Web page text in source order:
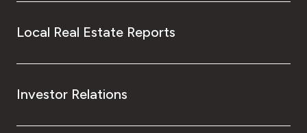
Local Real Estate Reports
Investor Relations